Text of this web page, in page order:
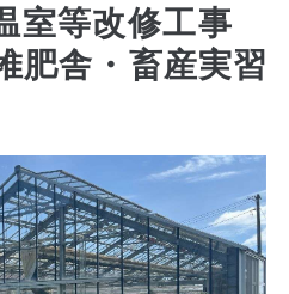
室等改修工事
肥舎・畜産実習